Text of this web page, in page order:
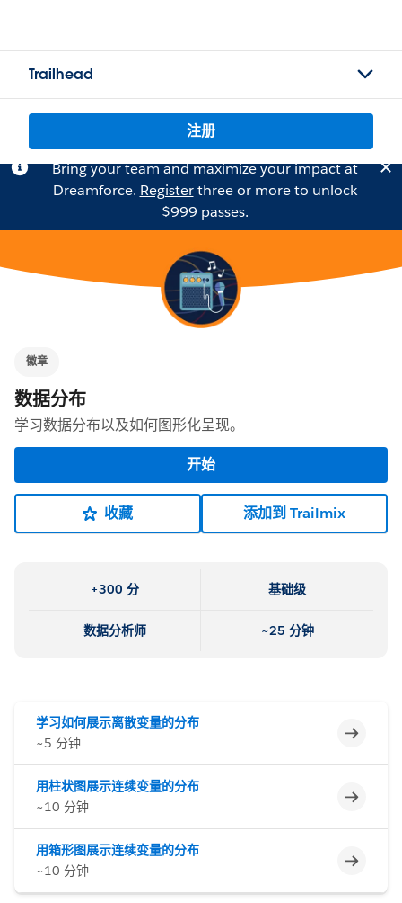
Trailhead
注册
Bring your team and maximize your impact at
Dreamforce. Registerthree or more to unlock
$999 passes.
徽章
数据分布
学习数据分布以及如何图形化呈现。
开始
收藏 添加到 Trailmix
+300 分 基础级
数据分析师 ~25 分钟
学习如何展示离散变量的分布
~5 分钟
不完整
用柱状图展示连续变量的分布
~10 分钟
不完整
用箱形图展示连续变量的分布
~10 分钟
不完整